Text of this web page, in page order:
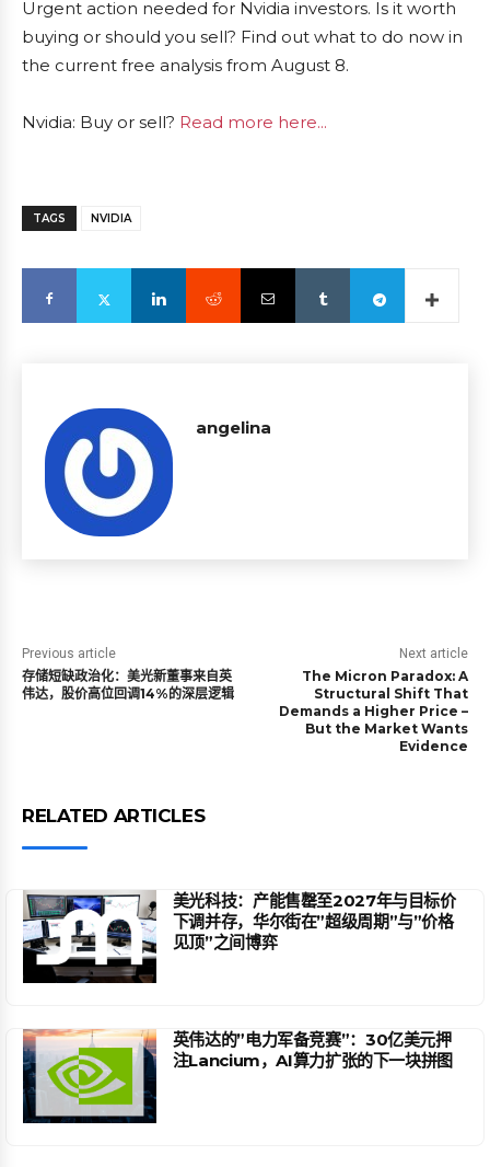
Urgent action needed for Nvidia investors. Is it worth
buying or should you sell? Find out what to do now in
the current free analysis from August 8.
Nvidia: Buy or sell? Read more here...
TAGS NVIDIA
angelina
Previous article
存储短缺政治化：美光新董事来自英
伟达，股价高位回调14%的深层逻辑
Next article
The Micron Paradox: A
Structural Shift That
Demands a Higher Price –
But the Market Wants
Evidence
RELATED ARTICLES
美光科技：产能售罄至2027年与目标价
下调并存，华尔街在”超级周期”与”价格
见顶”之间博弈
英伟达的”电力军备竞赛”：30亿美元押
注Lancium，AI算力扩张的下一块拼图